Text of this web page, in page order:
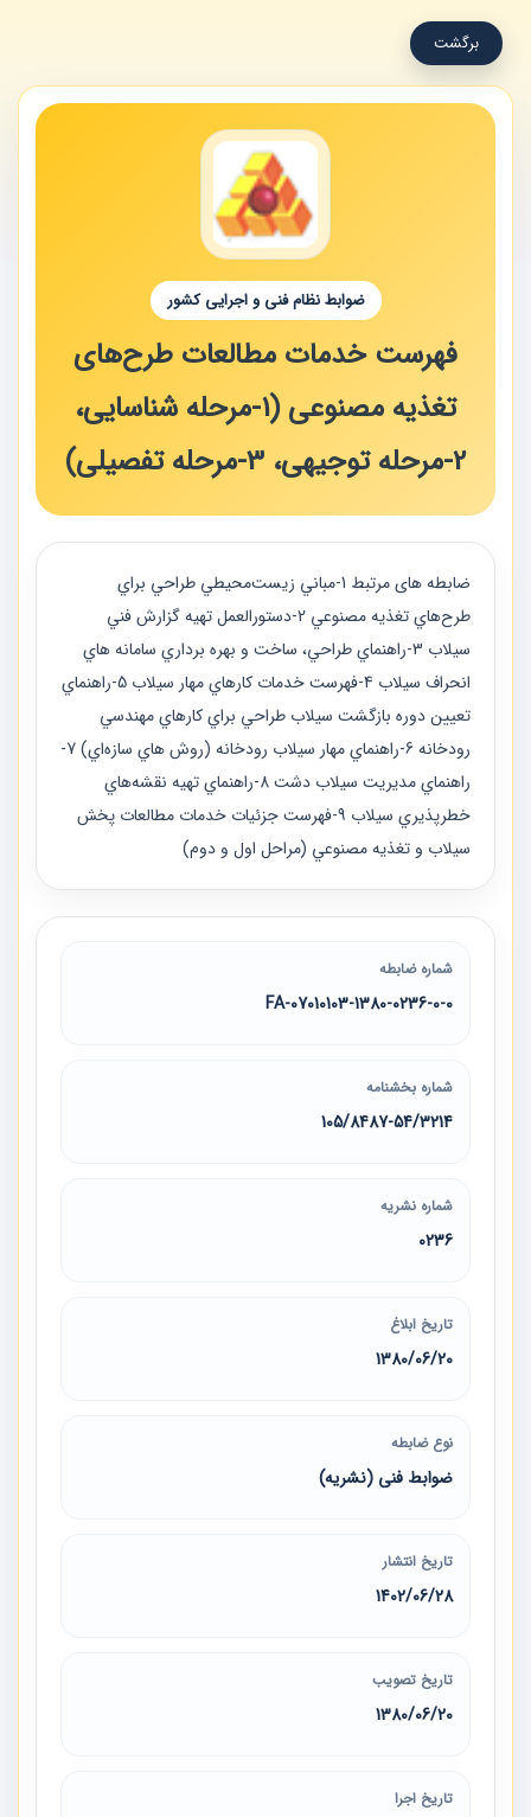
برگشت
ضوابط نظام فنی و اجرایی کشور
فهرست خدمات مطالعات طرح‌های
تغذیه مصنوعی (1-مرحله شناسایی،
2-مرحله توجیهی، 3-مرحله تفصیلی)
ضابطه های مرتبط 1-مباني زيست‌محيطي طراحي براي
طرح‌هاي تغذيه مصنوعي 2-دستورالعمل تهيه گزارش فني
سيلاب 3-راهنماي طراحي، ساخت و بهره برداري سامانه هاي
انحراف سيلاب 4-فهرست خدمات كارهاي مهار سيلاب 5-راهنماي
تعيين دوره بازگشت سيلاب طراحي براي كارهاي مهندسي
رودخانه 6-راهنماي مهار سيلاب رودخانه (روش هاي سازه‌اي) 7-
راهنماي مديريت سيلاب دشت 8-راهنماي تهيه نقشه‌هاي
خطرپذيري سيلاب 9-فهرست جزئيات خدمات مطالعات پخش
سيلاب و تغذيه مصنوعي (مراحل اول و دوم)
شماره ضابطه
07010103-1380-0236-0-0-FA
شماره بخشنامه
105/8487-54/3214
شماره نشریه
0236
تاریخ ابلاغ
1380/06/20
نوع ضابطه
ضوابط فنی (نشریه)
تاریخ انتشار
1402/06/28
تاریخ تصویب
1380/06/20
تاریخ اجرا